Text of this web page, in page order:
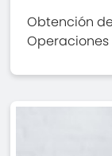
Obtención